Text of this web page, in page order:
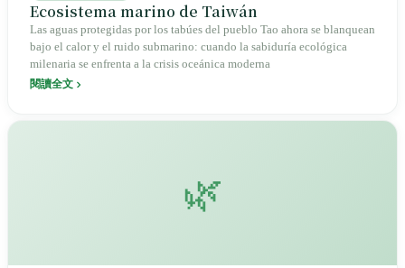
Ecosistema marino de Taiwán
Las aguas protegidas por los tabúes del pueblo Tao ahora se blanquean
bajo el calor y el ruido submarino: cuando la sabiduría ecológica
milenaria se enfrenta a la crisis oceánica moderna
閱讀全文
🌿